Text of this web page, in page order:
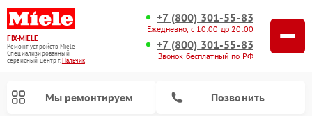
FIX-MIELE
Ремонт устройств Miele
Специализированный
cервисный центр г.Нальчик
+7 (800) 301-55-83
Ежедневно, с 10:00 до 20:00
+7 (800) 301-55-83
Звонок бесплатный по РФ
Мы ремонтируем Позвонить